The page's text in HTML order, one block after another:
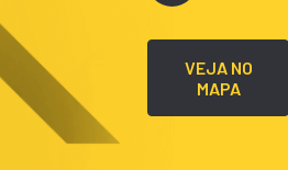
VEJA NO
MAPA